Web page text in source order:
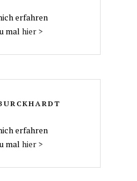
erfahren
mal hier >
erfahren
mal hier >